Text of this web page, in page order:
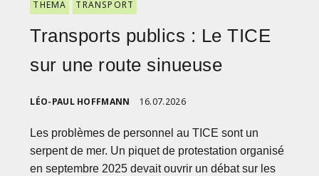
THEMA TRANSPORT
Transports publics : Le TICE
sur une route sinueuse
LÉO-PAUL HOFFMANN 16.07.2026
Les problèmes de personnel au TICE sont un
serpent de mer. Un piquet de protestation organisé
en septembre 2025 devait ouvrir un débat sur les